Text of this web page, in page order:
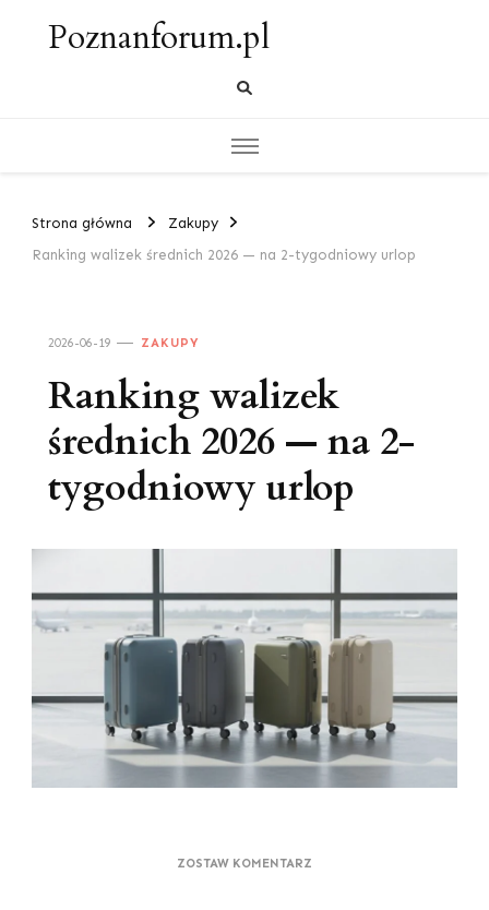
Poznanforum.pl
Strona główna
Zakupy
Ranking walizek średnich 2026 — na 2-tygodniowy urlop
2026-06-19 ZAKUPY
Ranking walizek
średnich 2026 — na 2-
tygodniowy urlop
ZOSTAW KOMENTARZ